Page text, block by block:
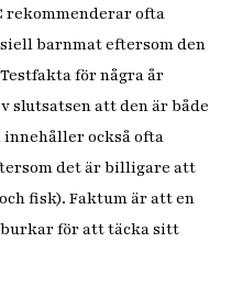
rekommenderar ofta
barnmat eftersom den
för några år
slutsatsen att den är både
också ofta
det är billigare att
fisk). Faktum är att en
burkar för att täcka sitt